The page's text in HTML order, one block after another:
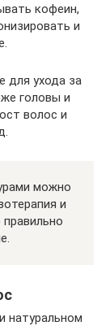
кофеин,
и
для ухода за
головы и
волос и
можно
и
натуральном